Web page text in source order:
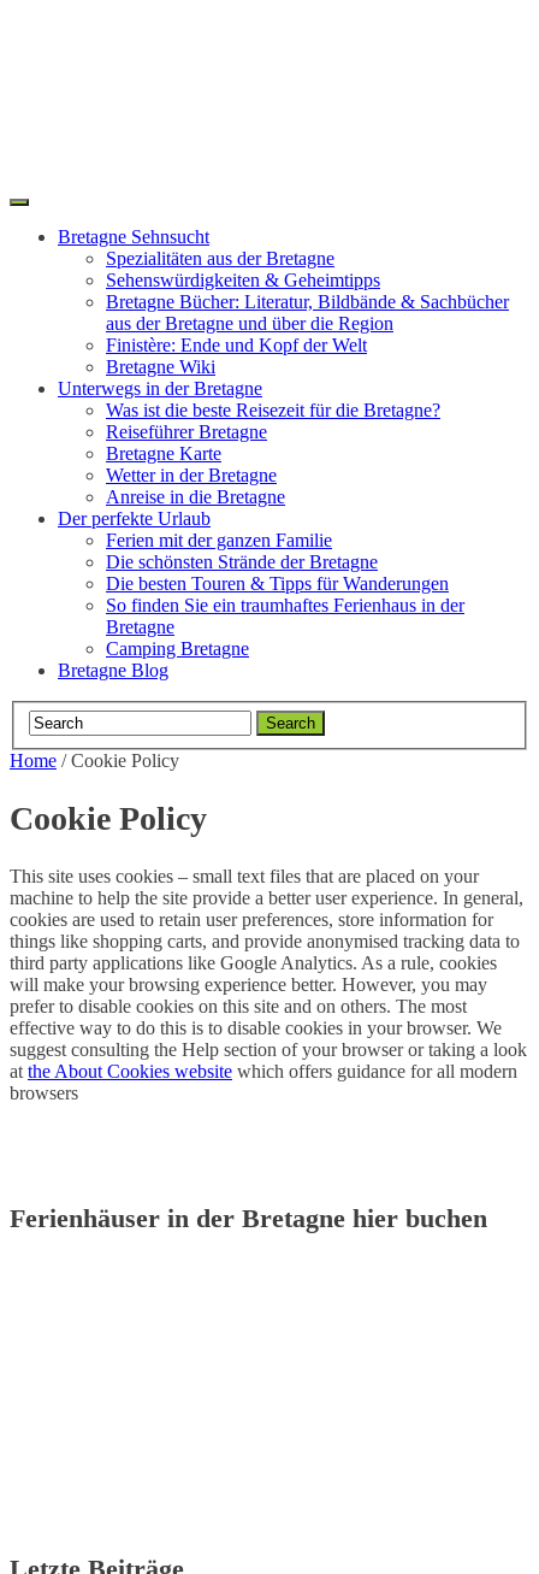
Toggle
navigationBretagne Sehnsucht
Spezialitäten aus der Bretagne
Sehenswürdigkeiten & Geheimtipps
Bretagne Bücher: Literatur, Bildbände & Sachbücher
aus der Bretagne und über die Region
Finistère: Ende und Kopf der Welt
Bretagne Wiki
Unterwegs in der Bretagne
Was ist die beste Reisezeit für die Bretagne?
Reiseführer Bretagne
Bretagne Karte
Wetter in der Bretagne
Anreise in die Bretagne
Der perfekte Urlaub
Ferien mit der ganzen Familie
Die schönsten Strände der Bretagne
Die besten Touren & Tipps für Wanderungen
So finden Sie ein traumhaftes Ferienhaus in der
Bretagne
Camping Bretagne
Bretagne Blog
Home /Cookie Policy
Cookie Policy
This site uses cookies – small text files that are placed on your
machine to help the site provide a better user experience. In general,
cookies are used to retain user preferences, store information for
things like shopping carts, and provide anonymised tracking data to
third party applications like Google Analytics. As a rule, cookies
will make your browsing experience better. However, you may
prefer to disable cookies on this site and on others. The most
effective way to do this is to disable cookies in your browser. We
suggest consulting the Help section of your browser or taking a look
at the About Cookies website which offers guidance for all modern
browsers
Ferienhäuser in der Bretagne hier buchen